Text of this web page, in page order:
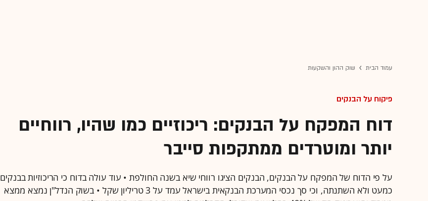
עמוד הבית שוק ההון והשקעות
פיקוח על הבנקים
דוח המפקח על הבנקים: ריכוזיים כמו שהיו, רווחיים
יותר ומוטרדים ממתקפות סייבר
על פי הדוח של המפקח על הבנקים, הבנקים הציגו רווחי שיא בשנה החולפת • עוד עולה בדוח כי הריכוזיות בבנקים
כמעט ולא השתנתה, וכי סך נכסי המערכת הבנקאית בישראל עמד על 3 טריליון שקל • בשוק הנדל"ן נמצא ממצא